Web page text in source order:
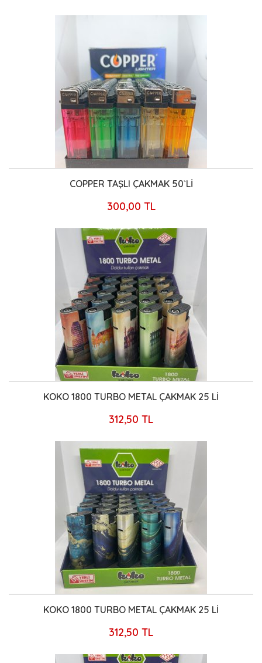
COPPER TAŞLI ÇAKMAK 50`Lİ
300,00 TL
KOKO 1800 TURBO METAL ÇAKMAK 25 Lİ
312,50 TL
KOKO 1800 TURBO METAL ÇAKMAK 25 Lİ
312,50 TL